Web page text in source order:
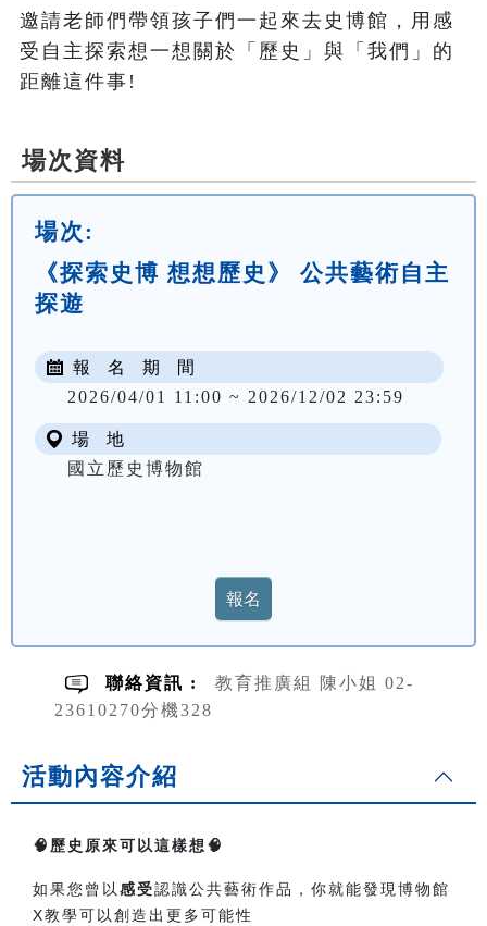
邀請老師們帶領孩子們一起來去史博館，用感
受自主探索想一想關於「歷史」與「我們」的
距離這件事!
場次資料
場次:
《探索史博 想想歷史》 公共藝術自主
探遊
報 名 期 間
2026/04/01 11:00 ~ 2026/12/02 23:59
場 地
國立歷史博物館
聯絡資訊 :
教育推廣組 陳小姐 02-
23610270分機328
活動內容介紹
🧠 歷史原來可以這樣想🧠
如果您曾以感受認識公共藝術作品， 你就能發現博物館
X教學可以創造出更多可能性